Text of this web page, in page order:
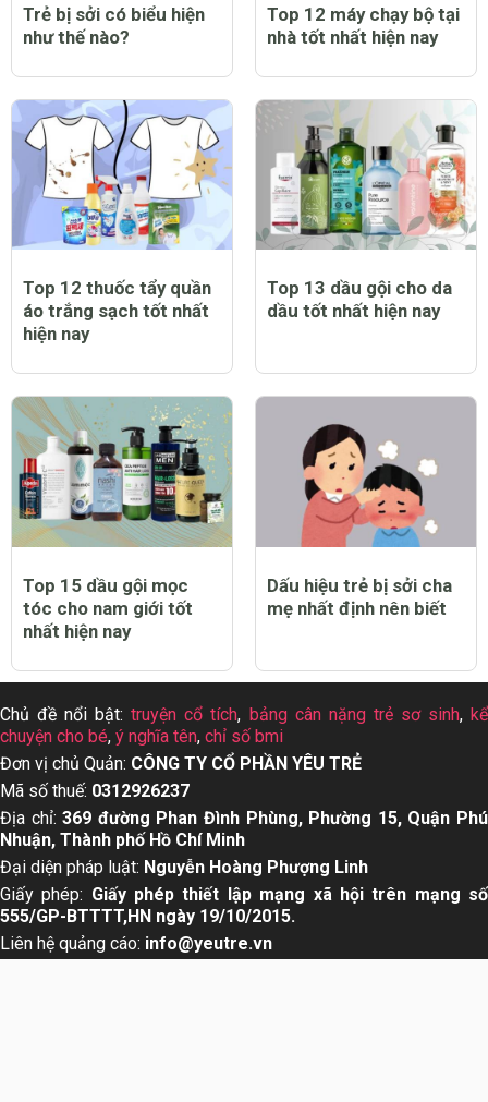
Trẻ bị sởi có biểu hiện
như thế nào?
Top 12 máy chạy bộ tại
nhà tốt nhất hiện nay
Top 12 thuốc tẩy quần
áo trắng sạch tốt nhất
hiện nay
Top 13 dầu gội cho da
dầu tốt nhất hiện nay
Top 15 dầu gội mọc
tóc cho nam giới tốt
nhất hiện nay
Dấu hiệu trẻ bị sởi cha
mẹ nhất định nên biết
Chủ đề nổi bật:truyện cổ tích, bảng cân nặng trẻ sơ sinh,kể
chuyện cho bé, ý nghĩa tên, chỉ số bmi
Đơn vị chủ Quản: CÔNG TY CỔ PHẦN YÊU TRẺ
Mã số thuế: 0312926237
Địa chỉ:369 đường Phan Đình Phùng, Phường 15, Quận Phú
Nhuận, Thành phố Hồ Chí Minh
Đại diện pháp luật: Nguyễn Hoàng Phượng Linh
Giấy phép: Giấy phép thiết lập mạng xã hội trên mạng số
555/GP-BTTTT,HN ngày 19/10/2015.
Liên hệ quảng cáo: info@yeutre.vn